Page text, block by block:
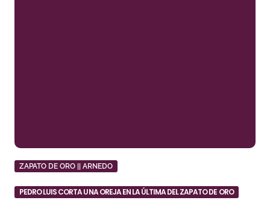
ZAPATO DE ORO || ARNEDO
PEDRO LUIS CORTA UNA OREJA EN LA ÚLTIMA DEL ZAPATO DE ORO